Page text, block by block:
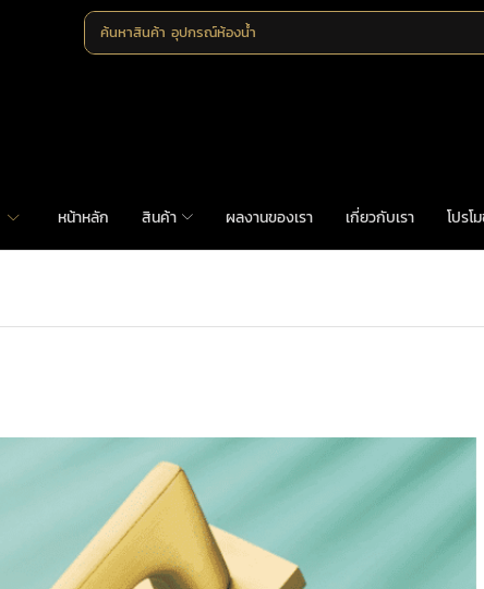
ค้นหาสินค้า อุปกรณ์ห้องน้ำ
หน้าหลัก สินค้า ผลงานของเรา เกี่ยวกับเรา โปรโ